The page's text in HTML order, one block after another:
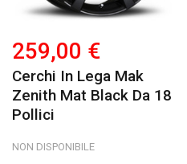
259,00 €
Cerchi In Lega Mak
Zenith Mat Black Da 18
Pollici
NON DISPONIBILE